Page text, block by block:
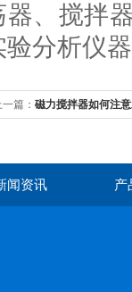
器、搅拌
验分析仪
篇： 磁力搅拌器如何注
闻资讯 产